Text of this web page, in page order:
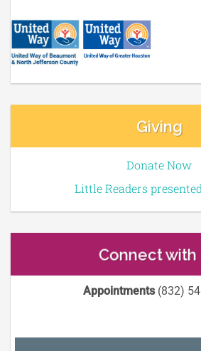
Giving
Donate Now
Little Readers
Connect with
Appointments(832)